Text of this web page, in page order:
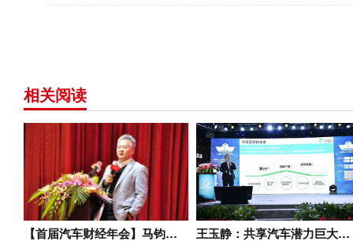
相关阅读
【首届汽车财经年会】马钧… 王玉静：共享汽车潜力巨大…